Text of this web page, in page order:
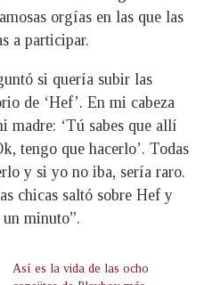
orgías en las que las
a participar.
si quería subir las
de ‘Hef’. En mi cabeza
madre: ‘Tú sabes que allí
tengo que hacerlo’. Todas
y si yo no iba, sería raro.
chicas saltó sobre Hef y
minuto”.
Así es la vida de las ocho